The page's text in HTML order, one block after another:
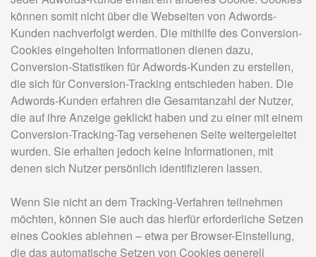
können somit nicht über die Webseiten von Adwords-
Kunden nachverfolgt werden. Die mithilfe des Conversion-
Cookies eingeholten Informationen dienen dazu,
Conversion-Statistiken für Adwords-Kunden zu erstellen,
die sich für Conversion-Tracking entschieden haben. Die
Adwords-Kunden erfahren die Gesamtanzahl der Nutzer,
die auf ihre Anzeige geklickt haben und zu einer mit einem
Conversion-Tracking-Tag versehenen Seite weitergeleitet
wurden. Sie erhalten jedoch keine Informationen, mit
denen sich Nutzer persönlich identifizieren lassen.
Wenn Sie nicht an dem Tracking-Verfahren teilnehmen
möchten, können Sie auch das hierfür erforderliche Setzen
eines Cookies ablehnen – etwa per Browser-Einstellung,
die das automatische Setzen von Cookies generell